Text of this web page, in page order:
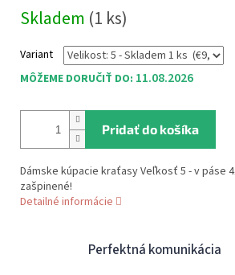
cena:
Skladem (1 ks)
Variant
MÔŽEME DORUČIŤ DO: 11.08.2026
Pridať do košíka
Dámske kúpacie kraťasy Veľkosť 5 - v páse
zašpinené!
Detailné informácie
Perfektná komunikácia